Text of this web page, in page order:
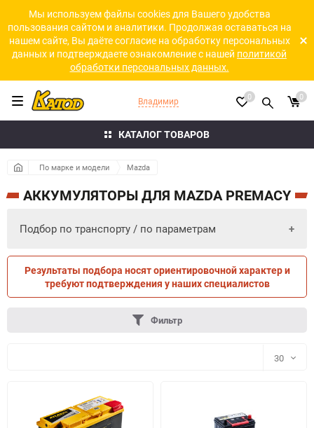
Мы используем файлы cookies для Вашего удобства
пользования сайтом и аналитики. Продолжая оставаться на
нашем сайте, Вы даёте согласие на обработку персональных
данных и подтверждаете ознакомление с нашей политикой
обработки персональных данных.
КАТАЛОГ ТОВАРОВ
Владимир 0 0
По марке и модели Mazda
АККУМУЛЯТОРЫ ДЛЯ MAZDA PREMACY
Подбор по транспорту / по параметрам
ПО ТРАНСПОРТУ ПО ПАРАМЕТРАМ
Результаты подбора носят ориентировочной характер и
требуют подтверждения у наших специалистов
Фильтр
30